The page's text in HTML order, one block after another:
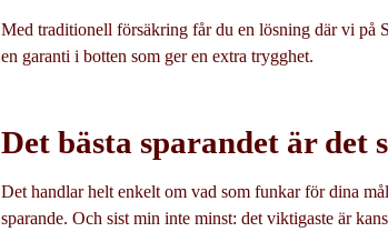
Med traditionell försäkring får du en lösning där vi på
en garanti i botten som ger en extra trygghet.
Det bästa sparandet är det
Det handlar helt enkelt om vad som funkar för dina
sparande. Och sist min inte minst: det viktigaste är